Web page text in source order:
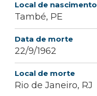
Local de nascimento
També, PE
Data de morte
22/9/1962
Local de morte
Rio de Janeiro, RJ